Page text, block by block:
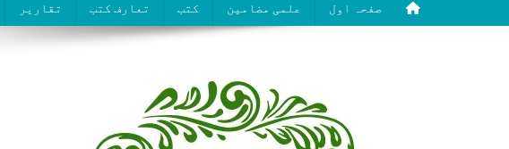
صفحہ اول علمی مضامین کتب تعارف کتب تقاریر